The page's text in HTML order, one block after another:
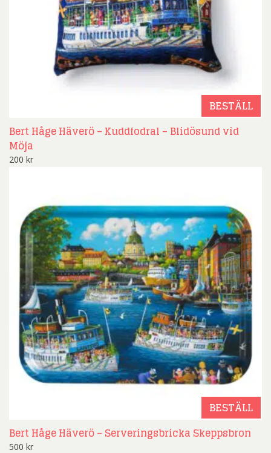
BESTÄLL
Bert Håge Häverö – Kuddfodral – Blidösund vid
Möja
200 kr
BESTÄLL
Bert Håge Häverö – Serveringsbricka Skeppsbron
500 kr